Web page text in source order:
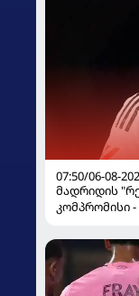
07:50/06-08-
მადრიდის
კომპრომისი